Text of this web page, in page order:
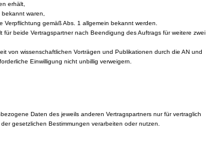
erhält,
bekannt waren,
Verpflichtung gemäß Abs. 1 allgemein bekannt werden.
für beide Vertragspartner nach Beendigung des Auftrags für weitere zwei
von wissenschaftlichen Vorträgen und Publikationen durch die AN und
Einwilligung nicht unbillig verweigern.
Daten des jeweils anderen Vertragspartners nur für vertraglich
gesetzlichen Bestimmungen verarbeiten oder nutzen.